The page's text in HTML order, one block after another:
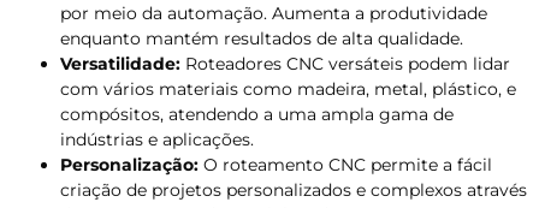
por meio da automação. Aumenta a produtividade
enquanto mantém resultados de alta qualidade.
Versatilidade: Roteadores CNC versáteis podem lidar
com vários materiais como madeira, metal, plástico, e
compósitos, atendendo a uma ampla gama de
indústrias e aplicações.
Personalização: O roteamento CNC permite a fácil
criação de projetos personalizados e complexos através